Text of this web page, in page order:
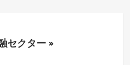
セクター »